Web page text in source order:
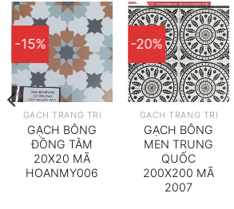
-15%
GẠCH TRANG TRÍ
GẠCH BÔNG
ĐỒNG TÂM
20X20 MÃ
HOANMY006
-20%
GẠCH TRANG TRÍ
GẠCH BÔNG
MEN TRUNG
QUỐC
200X200 MÃ
2007